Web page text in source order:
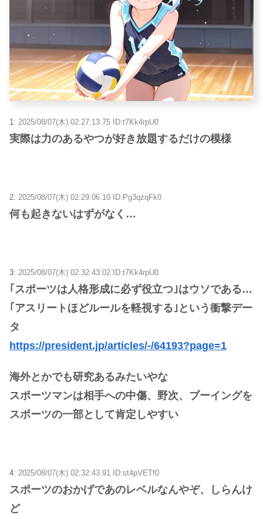
1: 2025/08/07(木) 02:27:13.75 ID:t7Kk4rpU0
実際は力のあるやつが好き放題するだけの模様
2: 2025/08/07(木) 02:29:06.10 ID:Pg3qzqFk0
何も起きないはずがなく…
3: 2025/08/07(木) 02:32:43.02 ID:t7Kk4rpU0
｢スポーツは人格形成に必ず役立つ｣はウソである…
｢アスリートほどルールを軽視する｣という衝撃デー
タ
https://president.jp/articles/-/64193?page=1
海外とかでも研究あるみたいやな
スポーツマンは相手への中傷、野次、ブーイングを
スポーツの一部として肯定しやすい
4: 2025/08/07(木) 02:32:43.91 ID:st4pVETf0
スポーツのおかげであのレベルなんやぞ、しらんけ
ど